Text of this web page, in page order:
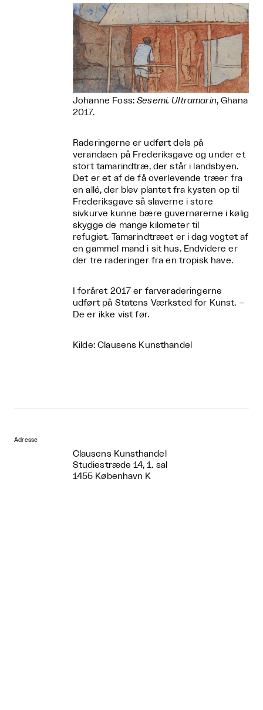
​​​​​Johanne Foss:Sesemi. Ultramarin, Ghana
2017.
Raderingerne er udført dels på
verandaen på Frederiksgave og under et
stort tamarindtræ, der står i landsbyen.
Det er et af de få overlevende træer fra
en allé, der blev plantet fra kysten op til
Frederiksgave så slaverne i store
sivkurve kunne bære guvernørerne i kølig
skygge de mange kilometer til
refugiet. Tamarindtræet er i dag vogtet af
en gammel mand i sit hus. Endvidere er
der tre raderinger fra en tropisk have.
I foråret 2017 er farveraderingerne
udført på Statens Værksted for Kunst. –
De er ikke vist før.
Kilde: Clausens Kunsthandel
Adresse
Clausens Kunsthandel
Studiestræde 14, 1. sal
1455 København K